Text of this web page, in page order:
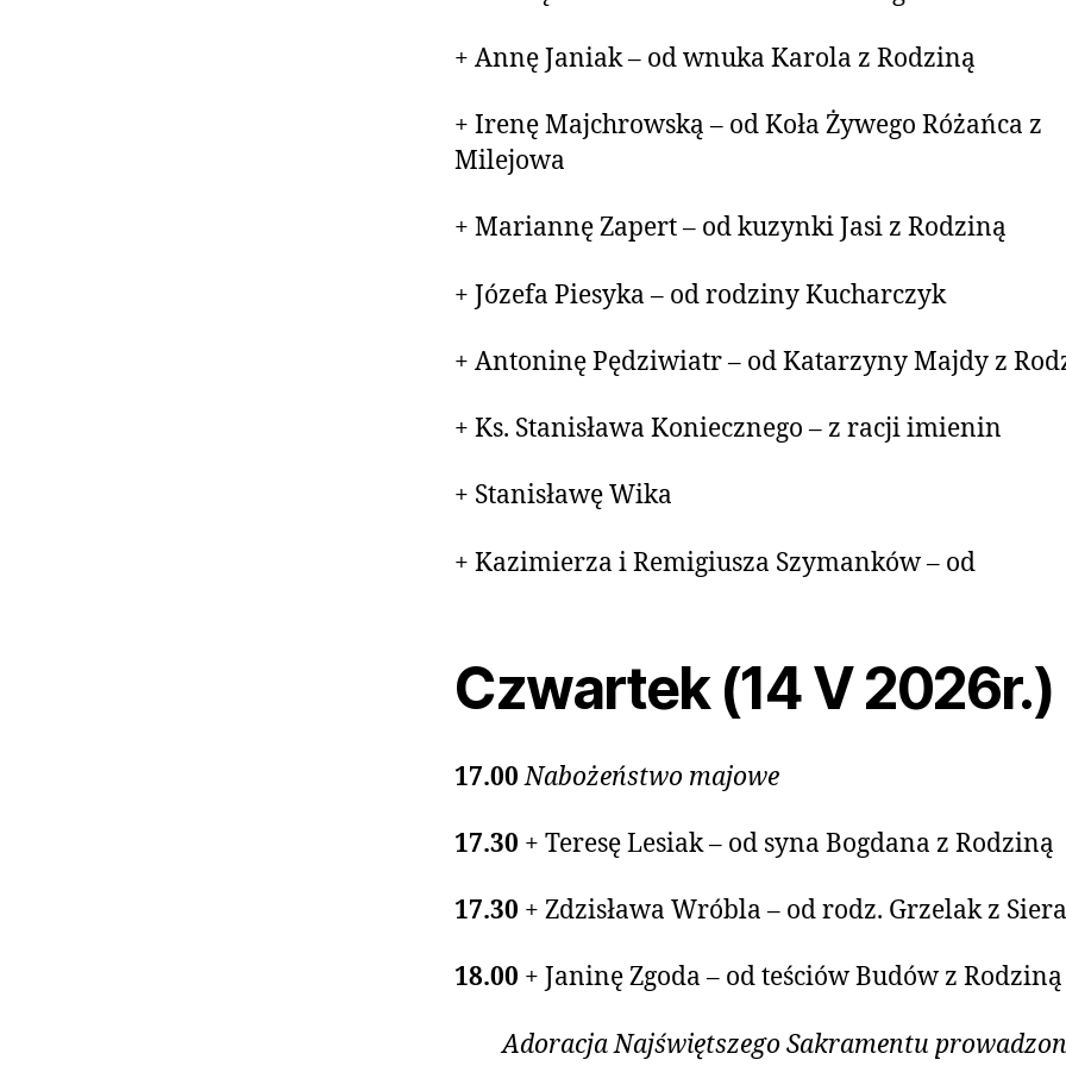
+ Annę Janiak – od wnuka Karola z Rodziną
+ Irenę Majchrowską – od Koła Żywego Różańca z
Milejowa
+ Mariannę Zapert – od kuzynki Jasi z Rodziną
+ Józefa Piesyka – od rodziny Kucharczyk
+ Antoninę Pędziwiatr – od Katarzyny Majdy z
+ Ks. Stanisława Koniecznego – z racji imienin
+ Stanisławę Wika
+ Kazimierza i Remigiusza Szymanków – od
Czwartek (14 V 2026r.)
17.00Nabożeństwo majowe
17.30 + Teresę Lesiak – od syna Bogdana z Rodziną
17.30 + Zdzisława Wróbla – od rodz. Grzelak z
18.00 + Janinę Zgoda – od teściów Budów z Rodziną
Adoracja Najświętszego Sakramentu